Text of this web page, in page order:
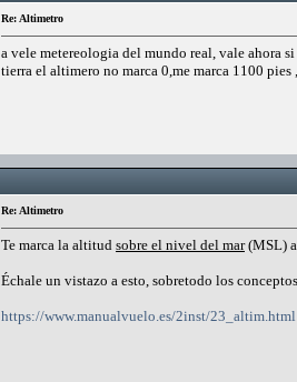
Re: Altimetro
a vele metereologia del mundo real, vale ahora
tierra el altimero no marca 0,me marca 1100 pies
Re: Altimetro
Te marca la altitud sobre el nivel del mar(MSL) a
Échale un vistazo a esto, sobretodo los
https://www.manualvuelo.es/2inst/23_altim.html